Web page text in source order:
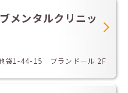
メンタルクリニッ
袋1-44-15 プランドール 2F